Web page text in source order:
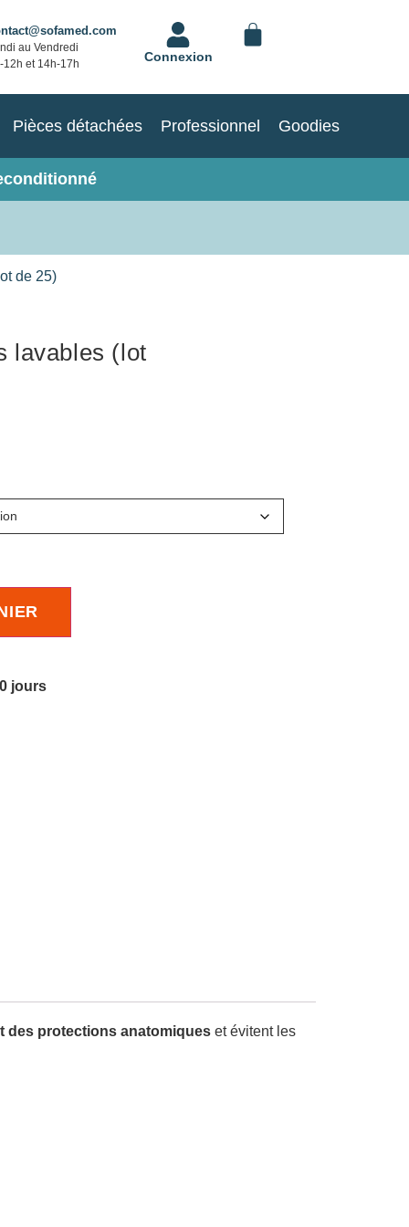
au Vendredi
12h et 14h-17h
Connexion
Pièces détachées Professionnel Goodies
de 25)
lavables (lot
jours
des protections anatomiques et évitent les